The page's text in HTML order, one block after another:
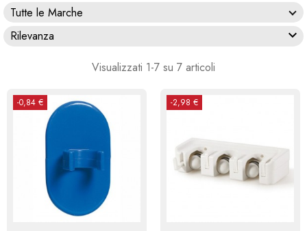
Tutte le Marche
Rilevanza

Visualizzati 1-7 su 7 articoli
-0,84 € -2,98 €